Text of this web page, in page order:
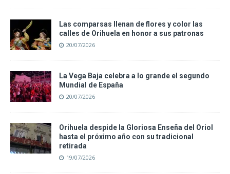
Las comparsas llenan de flores y color las
calles de Orihuela en honor a sus patronas
20/07/2026
La Vega Baja celebra a lo grande el segundo
Mundial de España
20/07/2026
Orihuela despide la Gloriosa Enseña del Oriol
hasta el próximo año con su tradicional
retirada
19/07/2026